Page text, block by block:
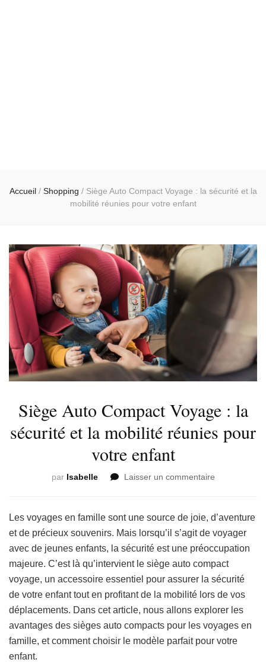
Accueil / Shopping / Siège Auto Compact Voyage : la sécurité et la
mobilité réunies pour votre enfant
Siège Auto Compact Voyage : la
sécurité et la mobilité réunies pour
votre enfant
par Isabelle Laisser un commentairesur
Compact
:
la
sécurité
et
mobilité
réunies
pour
votre
Les voyages en famille sont une source de joie, d’aventure
et de précieux souvenirs. Mais lorsqu’il s’agit de voyager
avec de jeunes enfants, la sécurité est une préoccupation
majeure. C’est là qu’intervient le siège auto compact
voyage, un accessoire essentiel pour assurer la sécurité
de votre enfant tout en profitant de la mobilité lors de vos
déplacements. Dans cet article, nous allons explorer les
avantages des sièges auto compacts pour les voyages en
famille, et comment choisir le modèle parfait pour votre
enfant.